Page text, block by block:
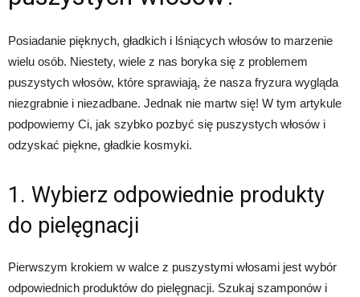
Posiadanie pięknych, gładkich i lśniących włosów to marzenie
wielu osób. Niestety, wiele z nas boryka się z problemem
puszystych włosów, które sprawiają, że nasza fryzura wygląda
niezgrabnie i niezadbane. Jednak nie martw się! W tym artykule
podpowiemy Ci, jak szybko pozbyć się puszystych włosów i
odzyskać piękne, gładkie kosmyki.
1. Wybierz odpowiednie produkty
do pielęgnacji
Pierwszym krokiem w walce z puszystymi włosami jest wybór
odpowiednich produktów do pielęgnacji. Szukaj szamponów i